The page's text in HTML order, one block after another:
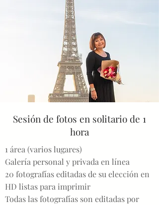
Sesión de fotos en solitario de 1
hora
1 área (varios lugares)
Galería personal y privada en línea
20 fotografías editadas de su elección en
HD listas para imprimir
Todas las fotografías son editadas por